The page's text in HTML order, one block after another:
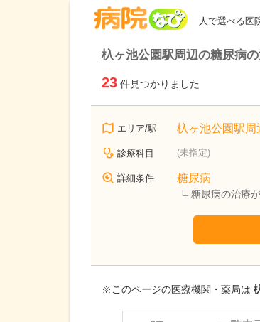
人で選べる医
杁ヶ池公園駅周辺の糖尿病
23 件見つかりました
エリア/駅 杁ヶ池公園駅周
診療科目 (未指定)
詳細条件 糖尿病
糖尿病の治療
※このページの医療機関・薬局は